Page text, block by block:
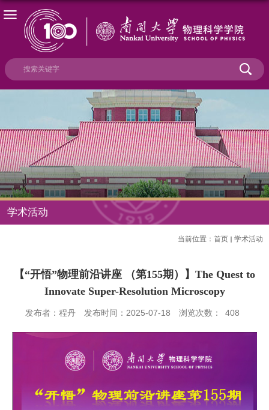
学术活动
当前位置： 首页 学术活动
【“开悟”物理前沿讲座 （第155期）】The Quest to
Innovate Super-Resolution Microscopy
发布者：程丹 发布时间：2025-07-18 浏览次数： 408